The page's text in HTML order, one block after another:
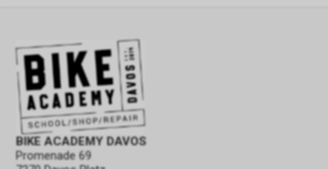
BIKE ACADEMY DAVOS
Promenade 69